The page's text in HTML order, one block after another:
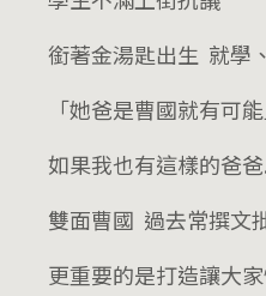
銜著金湯匙出生 就學
「她爸是曹國就有可能
如果我也有這樣的爸爸
雙面曹國 過去常撰文
更重要的是打造讓大